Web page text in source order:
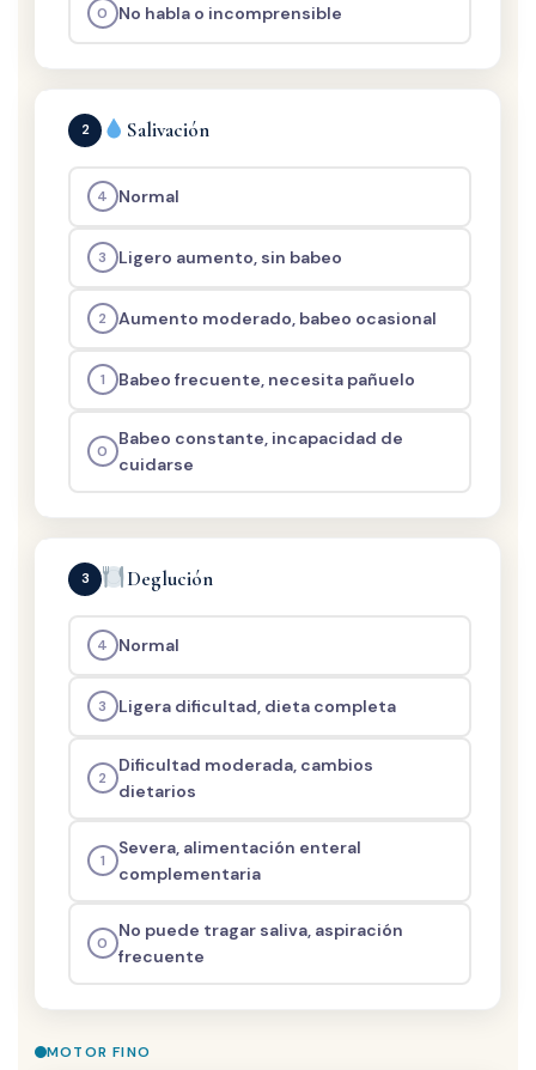
0 No habla o incomprensible
2 Salivación
4 Normal
3 Ligero aumento, sin babeo
2 Aumento moderado, babeo ocasional
1 Babeo frecuente, necesita pañuelo
0
Babeo constante, incapacidad de
cuidarse
3 Deglución
4 Normal
3 Ligera dificultad, dieta completa
2
Dificultad moderada, cambios
dietarios
1
Severa, alimentación enteral
complementaria
0
No puede tragar saliva, aspiración
frecuente
MOTOR FINO